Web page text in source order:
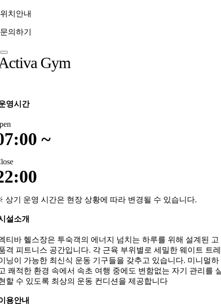
위치안내
문의하기
Gym
영시간
~
상기 운영 시간은 현장 상황에 따라 변경될 수 있습니다.
설소개
티바 헬스장은 투숙객의 에너지 넘치는 하루를 위해 설계된 고
격 피트니스 공간입니다. 각 근육 부위별로 세밀한 웨이트 트레
닝이 가능한 최신식 운동 기구들을 갖추고 있습니다. 미니멀하
쾌적한 환경 속에서 속초 여행 중에도 변함없는 자기 관리를
할 수 있도록 최상의 운동 컨디션을 제공합니다
용안내